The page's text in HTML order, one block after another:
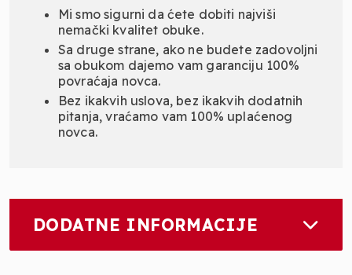
Mi smo sigurni da ćete dobiti najviši
nemački kvalitet obuke.
Sa druge strane, ako ne budete zadovoljni
sa obukom dajemo vam garanciju 100%
povraćaja novca.
Bez ikakvih uslova, bez ikakvih dodatnih
pitanja, vraćamo vam 100% uplaćenog
novca.
DODATNE INFORMACIJE